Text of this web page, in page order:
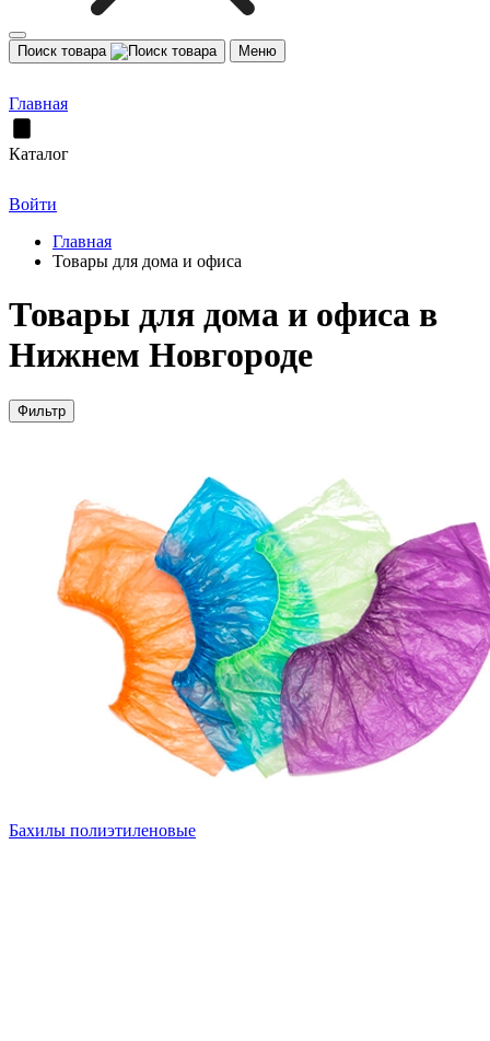
Поиск товара Меню
Главная
Каталог
Войти
Главная
Товары для дома и офиса
Товары для дома и офиса в
Нижнем Новгороде
Фильтр
Бахилы полиэтиленовые